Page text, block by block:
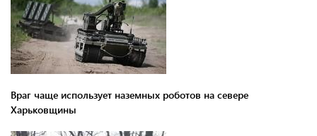
Враг чаще использует наземных роботов на севере
Харьковщины